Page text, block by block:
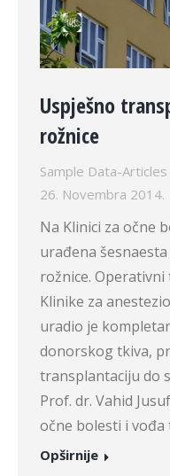
Uspješno
rožnice
Sample Data-Articles
26. Novembra 2014.
Na Klinici za očne
urađena
rožnice.
Klinike za
uradio je
donorskog tkiva,
transplantaciju do
Prof. dr. Vahid
očne bolesti i vođa
Opširnije